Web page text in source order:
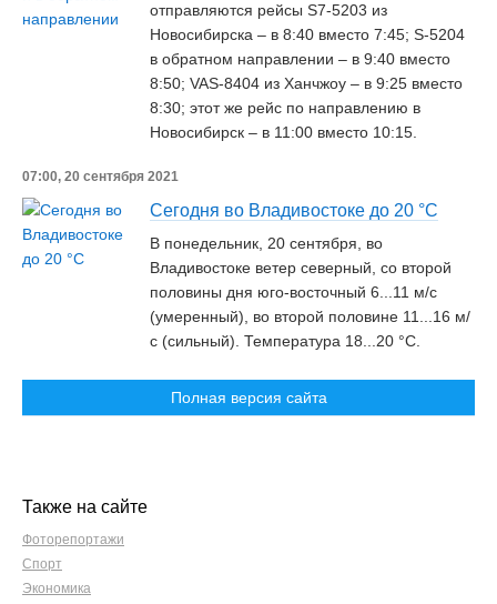
отправляются рейсы S7-5203 из
Новосибирска – в 8:40 вместо 7:45; S-5204
в обратном направлении – в 9:40 вместо
8:50; VAS-8404 из Ханчжоу – в 9:25 вместо
8:30; этот же рейс по направлению в
Новосибирск – в 11:00 вместо 10:15.
07:00, 20 сентября 2021
Сегодня во Владивостоке до 20 °C
В понедельник, 20 сентября, во
Владивостоке ветер северный, со второй
половины дня юго-восточный 6...11 м/с
(умеренный), во второй половине 11...16 м/
с (сильный). Температура 18...20 °C.
Полная версия сайта
Также на сайте
Фоторепортажи
Спорт
Экономика